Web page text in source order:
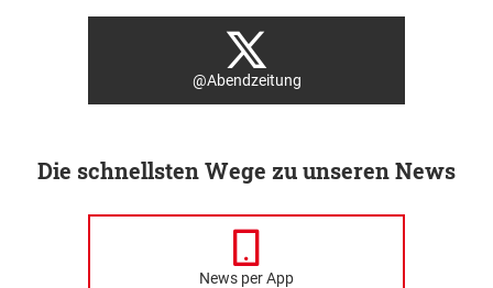
@Abendzeitung
Die schnellsten Wege zu unseren News
News per App